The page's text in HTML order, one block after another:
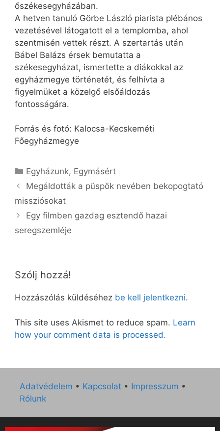
őszékesegyházában.
A hetven tanuló Görbe László piarista plébános
vezetésével látogatott el a templomba, ahol
szentmisén vettek részt. A szertartás után
Bábel Balázs érsek bemutatta a
székesegyházat, ismertette a diákokkal az
egyházmegye történetét, és felhívta a
figyelmüket a közelgő elsőáldozás
fontosságára.
Forrás és fotó: Kalocsa-Kecskeméti
Főegyházmegye
Kategória
Egyházunk, Egymásért
Megáldották a püspök nevében bekopogtató
missziósokat
Egy filmben gazdag esztendő hazai
seregszemléje
Szólj hozzá!
Hozzászólás küldéséhez be kell jelentkezni.
This site uses Akismet to reduce spam. Learn
how your comment data is processed.
Adatvédelem • Kapcsolat • Impresszum •
Rólunk